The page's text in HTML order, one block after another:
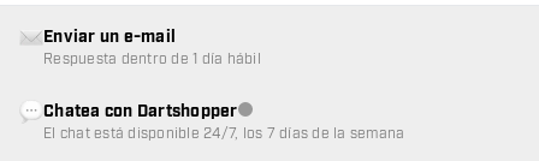
Enviar un e-mail
Respuesta dentro de 1 día hábil
Chatea con DartshopperAtención al cliente no disponible
El chat está disponible 24/7, los 7 días de la semana